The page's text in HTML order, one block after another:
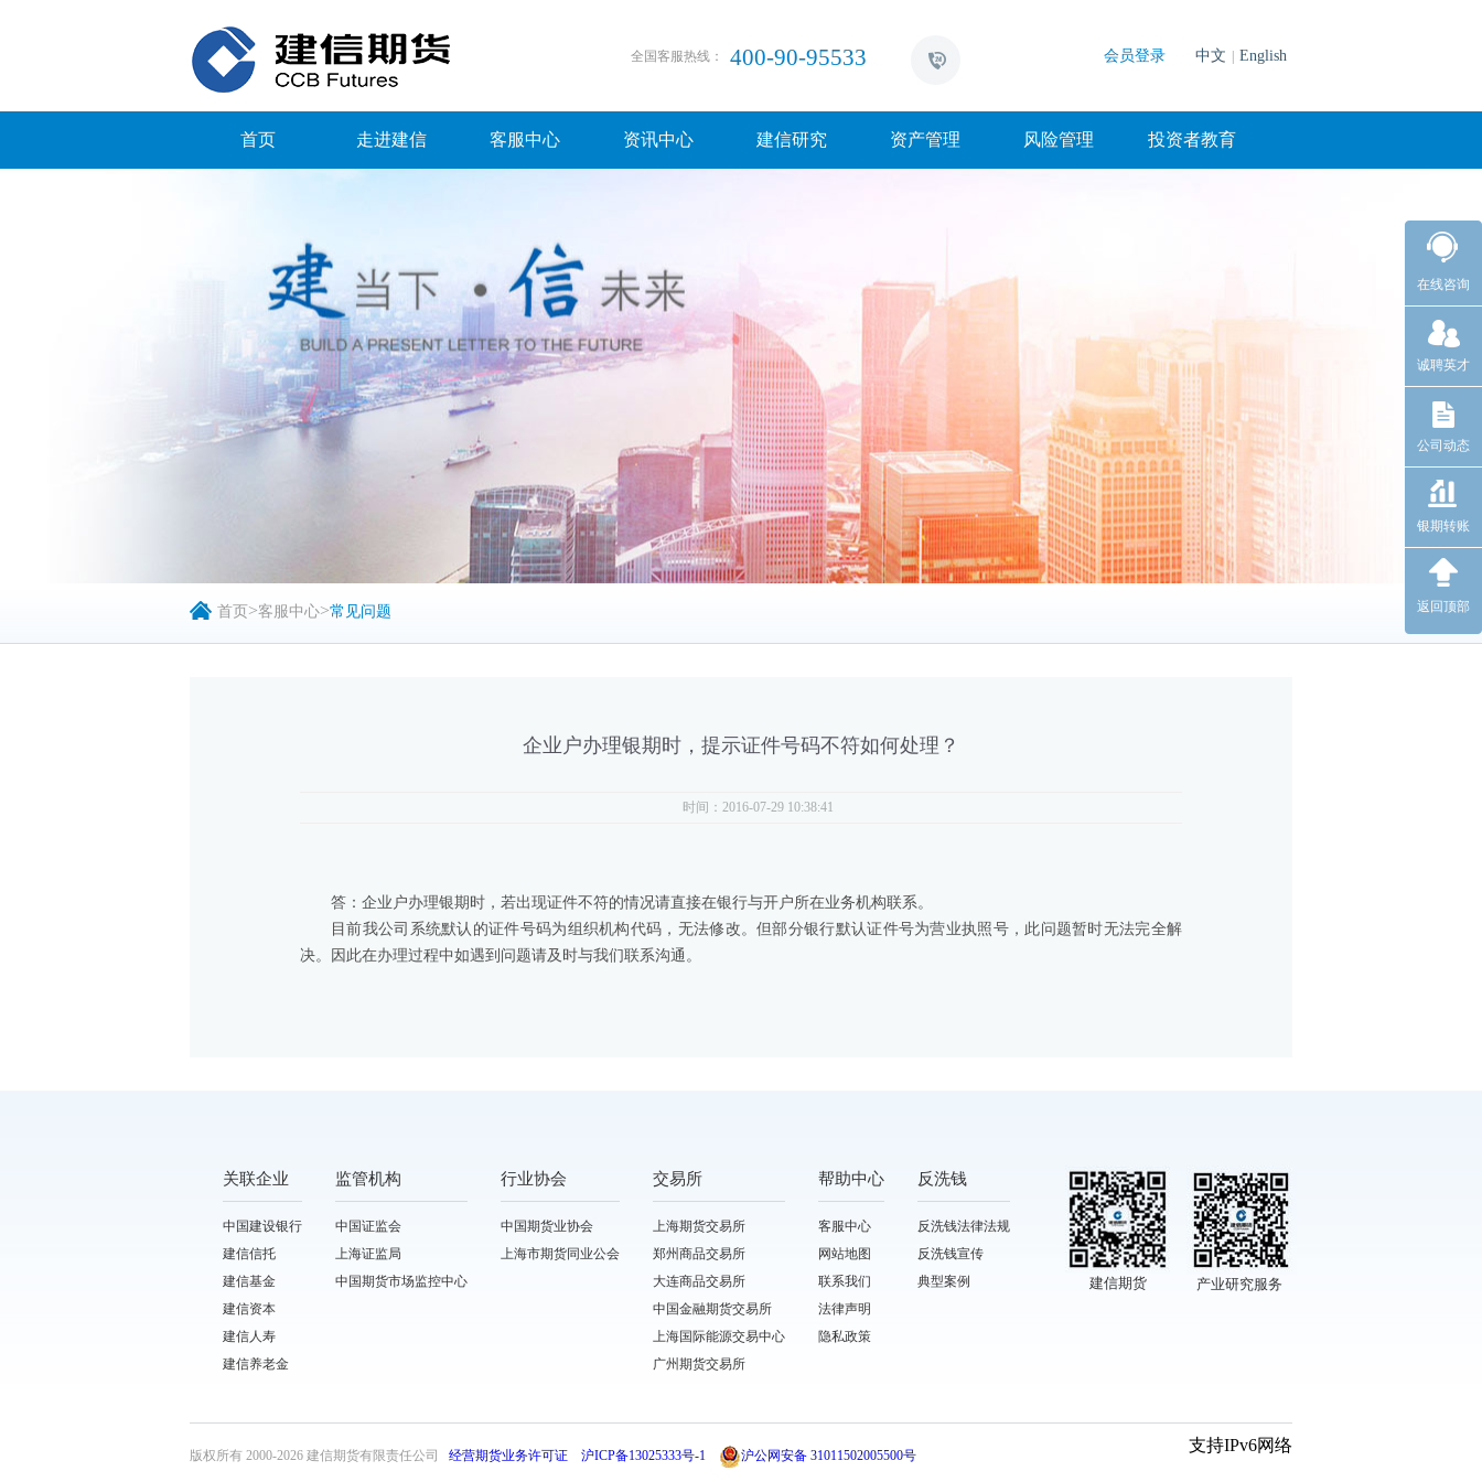
在线咨询
诚聘英才
公司动态
银期转账
返回顶部
会员登录
全国客服热线： 400-90-95533 中文 English
首页 走进建信 客服中心 资讯中心 建信研究 资产管理 风险管理 投资者教育
首页 >客服中心>常见问题
企业户办理银期时，提示证件号码不符如何处理？
时间：2016-07-29 10:38:41
答：企业户办理银期时，若出现证件不符的情况请直接在银行与开户所在业务机构联系。
目前我公司系统默认的证件号码为组织机构代码，无法修改。但部分银行默认证件号为营业执照号，此问题暂时无法完全解
决。因此在办理过程中如遇到问题请及时与我们联系沟通。
关联企业
中国建设银行
建信信托
建信基金
建信资本
建信人寿
建信养老金
监管机构
中国证监会
上海证监局
中国期货市场监控中心
行业协会
中国期货业协会
上海市期货同业公会
交易所
上海期货交易所
郑州商品交易所
大连商品交易所
中国金融期货交易所
上海国际能源交易中心
广州期货交易所
帮助中心
客服中心
网站地图
联系我们
法律声明
隐私政策
反洗钱
反洗钱法律法规
反洗钱宣传
典型案例
产业研究服务
建信期货
版权所有 2000-2026 建信期货有限责任公司 经营期货业务许可证 沪ICP备13025333号-1 沪公网安备 31011502005500号
支持IPv6网络